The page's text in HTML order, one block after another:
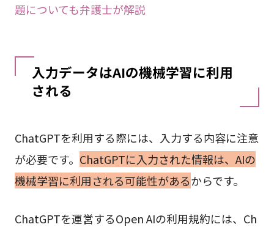
題についても弁護士が解説
入力データはAIの機械学習に利用
される
ChatGPTを利用する際には、入力する内容に注意
が必要です。 ChatGPTに入力された情報は、AIの
機械学習に利用される可能性があるからです。
ChatGPTを運営するOpen AIの利用規約には、Ch